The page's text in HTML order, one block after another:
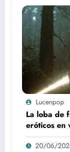
Lucenpop
La loba de
eróticos en
20/06/